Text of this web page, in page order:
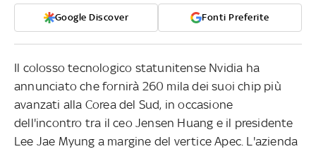
Google Discover Fonti Preferite
Il colosso tecnologico statunitense Nvidia ha
annunciato che fornirà 260 mila dei suoi chip più
avanzati alla Corea del Sud, in occasione
dell'incontro tra il ceo Jensen Huang e il presidente
Lee Jae Myung a margine del vertice Apec. L'azienda